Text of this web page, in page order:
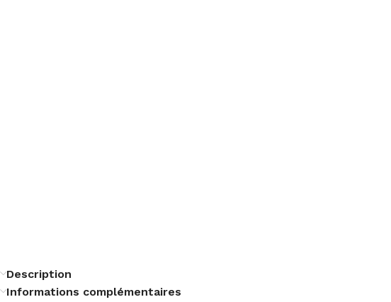
Description
Informations complémentaires